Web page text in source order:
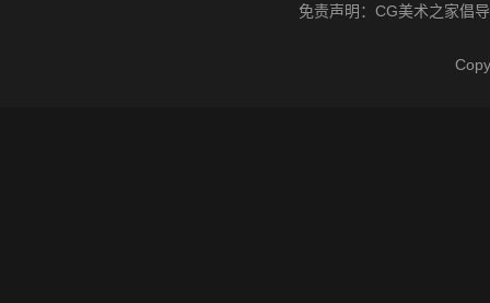
免责声明： CG美术之家倡